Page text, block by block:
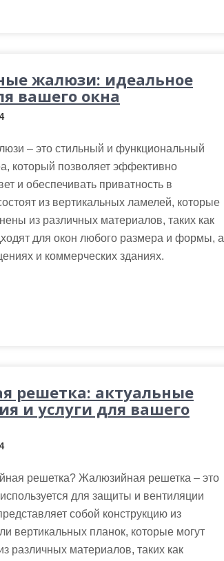
жалюзи: идеальное
вашего окна
– это стильный и функциональный
который позволяет эффективно
и обеспечивать приватность в
из вертикальных ламелей, которые
из различных материалов, таких как
для окон любого размера и формы, а
и коммерческих зданиях.
решетка: актуальные
и услуги для вашего
решетка? Жалюзийная решетка – это
для защиты и вентиляции
собой конструкцию из
вертикальных планок, которые могут
различных материалов, таких как